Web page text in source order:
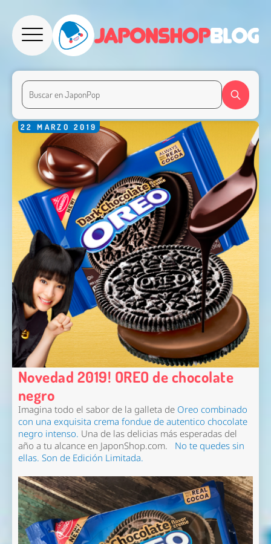
22 MARZO 2019
Novedad 2019! OREO de chocolate
negro
Imagina todo el sabor de la galleta de Oreo combinado
con una exquisita crema fondue de autentico chocolate
negro intenso. Una de las delicias más esperadas del
año a tu alcance en JaponShop.com. No te quedes sin
ellas. Son de Edición Limitada.